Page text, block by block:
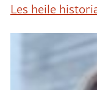
Les heile